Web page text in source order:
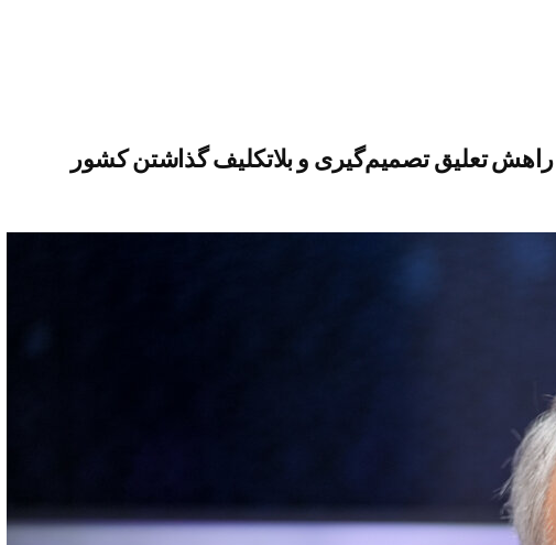
تعلیق تصمیم‌گیری و بلاتکلیف گذاشتن کشور